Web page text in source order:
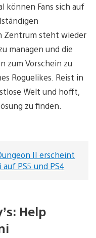
können Fans sich auf
Zentrum steht wieder
managen und die
zum Vorschein zu
Roguelikes. Reist in
Welt und hofft,
zu finden.
II erscheint
auf PS5 und PS4
Help